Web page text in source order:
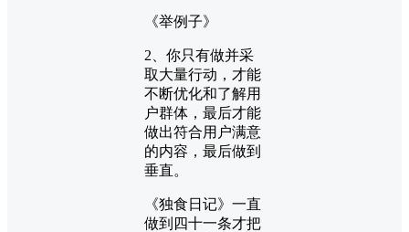
《举例子》
2、你只有做并采
取大量行动，才能
不断优化和了解用
户群体，最后才能
做出符合用户满意
的内容，最后做到
垂直。
《独食日记》一直
做到四十一条才把